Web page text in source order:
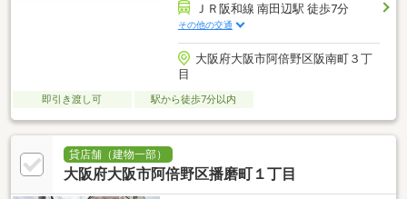
ＪＲ阪和線 南田辺駅 徒歩7分
その他の交通
大阪府大阪市阿倍野区阪南町３丁
目
即引き渡し可 駅から徒歩7分以内
貸店舗（建物一部）
大阪府大阪市阿倍野区播磨町１丁目